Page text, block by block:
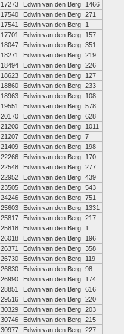
17273 Edwin van den Berg
1466
17540 Edwin van den Berg 271
17541 Edwin van den Berg
1
17701 Edwin van den Berg
157
18047 Edwin van den Berg 351
18271 Edwin van den Berg 219
18494 Edwin van den Berg 226
18623 Edwin van den Berg
127
18860 Edwin van den Berg 233
18963 Edwin van den Berg
108
19551 Edwin van den Berg 578
20170 Edwin van den Berg 628
21200 Edwin van den Berg
1011
21207 Edwin van den Berg 7
21409 Edwin van den Berg
198
22266 Edwin van den Berg
170
22548 Edwin van den Berg 277
22952 Edwin van den Berg 439
23505 Edwin van den Berg 543
24246 Edwin van den Berg 751
25603 Edwin van den Berg
1331
25817 Edwin van den Berg 217
25818 Edwin van den Berg
1
26018 Edwin van den Berg
196
26371 Edwin van den Berg 358
26730 Edwin van den Berg
119
26830 Edwin van den Berg 98
26990 Edwin van den Berg
174
28851 Edwin van den Berg 616
29516 Edwin van den Berg 220
30329 Edwin van den Berg 203
30746 Edwin van den Berg 215
30977 Edwin van den Berg 227